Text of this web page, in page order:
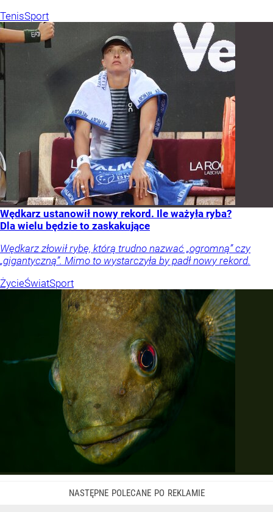
TenisSport
Wędkarz ustanowił nowy rekord. Ile ważyła ryba?
Dla wielu będzie to zaskakujące
Wędkarz złowił rybę, którą trudno nazwać „ogromną” czy
„gigantyczną”. Mimo to wystarczyła by padł nowy rekord.
ŻycieŚwiatSport